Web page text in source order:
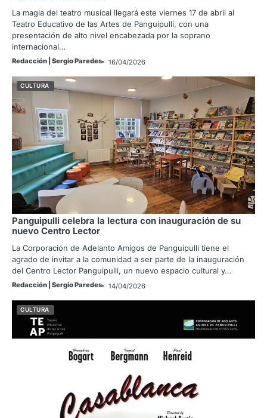
La magia del teatro musical llegará este viernes 17 de abril al
Teatro Educativo de las Artes de Panguipulli, con una
presentación de alto nivel encabezada por la soprano
internacional…
Redacción | Sergio Paredes 16/04/2026
CULTURA
Panguipulli celebra la lectura con inauguración de su
nuevo Centro Lector
La Corporación de Adelanto Amigos de Panguipulli tiene el
agrado de invitar a la comunidad a ser parte de la inauguración
del Centro Lector Panguipulli, un nuevo espacio cultural y…
Redacción | Sergio Paredes 14/04/2026
CULTURA